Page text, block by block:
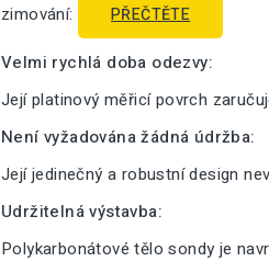
zimování:
PŘEČTĚTE
Velmi rychlá doba odezvy:
Její platinový měřicí povrch
Není vyžadována žádná údržba:
Její jedinečný a robustní design
Udržitelná výstavba:
Polykarbonátové tělo sondy je